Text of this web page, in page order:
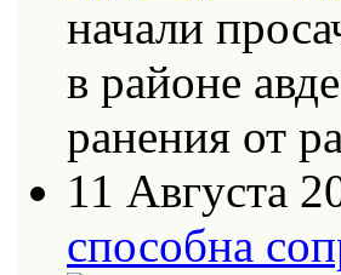
начали
в районе
ранения от
11 Августа
способна